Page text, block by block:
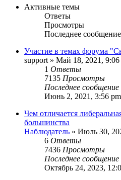
Активные темы
Ответы
Просмотры
Последнее сообщение
Участие в темах форума
support » Май 18, 2021, 9:06
1 Ответы
7135 Просмотры
Последнее сообщение
Июнь 2, 2021, 3:56 pm
Чем отличается
большинства
Наблюдатель » Июль 30,
6 Ответы
7436 Просмотры
Последнее сообщение
Октябрь 24, 2023,